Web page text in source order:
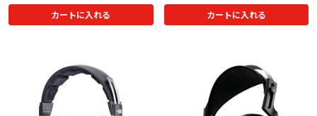
カートに入れる カートに入れる